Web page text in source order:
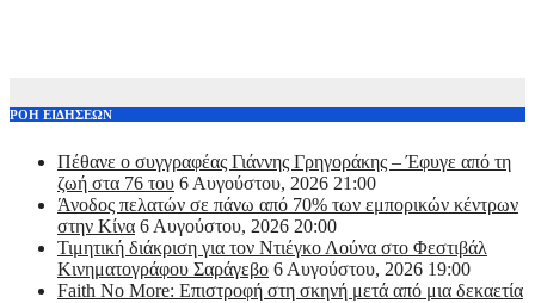
ΡΟΗ ΕΙΔΗΣΕΩΝ
Πέθανε ο συγγραφέας Γιάννης Γρηγοράκης – Έφυγε από τη
ζωή στα 76 του 6 Αυγούστου, 2026 21:00
Άνοδος πελατών σε πάνω από 70% των εμπορικών κέντρων
στην Κίνα 6 Αυγούστου, 2026 20:00
Τιμητική διάκριση για τον Ντιέγκο Λούνα στο Φεστιβάλ
Κινηματογράφου Σαράγεβο 6 Αυγούστου, 2026 19:00
Faith No More: Επιστροφή στη σκηνή μετά από μια δεκαετία